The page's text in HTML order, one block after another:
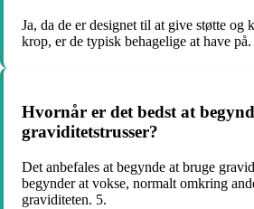
Ja, da de er designet til at give støtte og
krop, er de typisk behagelige at have på.
Hvornår er det bedst at
graviditetstrusser?
Det anbefales at begynde at bruge
begynder at vokse, normalt omkring
graviditeten. 5.